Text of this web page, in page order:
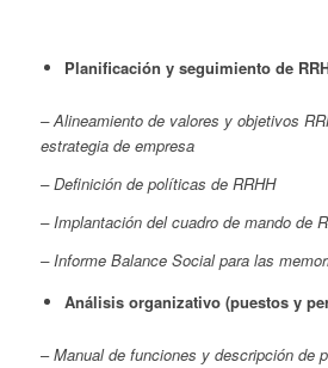
Planificación y seguimiento de
– Alineamiento de valores y objetivos
estrategia de empresa
– Definición de políticas de RRHH
– Implantación del cuadro de mando de
– Informe Balance Social para las
Análisis organizativo (puestos y
–Manual de funciones y descripción de